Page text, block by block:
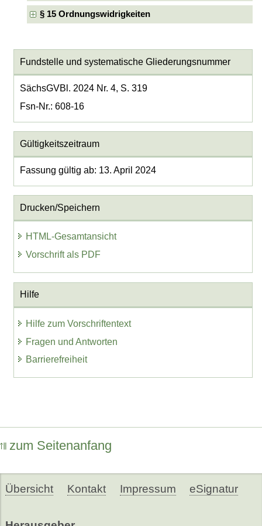
§ 15 Ordnungswidrigkeiten
Fundstelle und systematische Gliederungsnummer
SächsGVBl. 2024 Nr. 4, S. 319
Fsn-Nr.: 608-16
Gültigkeitszeitraum
Fassung gültig ab: 13. April 2024
Drucken/Speichern
HTML-Gesamtansicht
Vorschrift als PDF
Hilfe
Hilfe zum Vorschriftentext
Fragen und Antworten
Barrierefreiheit
zum Seitenanfang
Übersicht Kontakt Impressum eSignatur